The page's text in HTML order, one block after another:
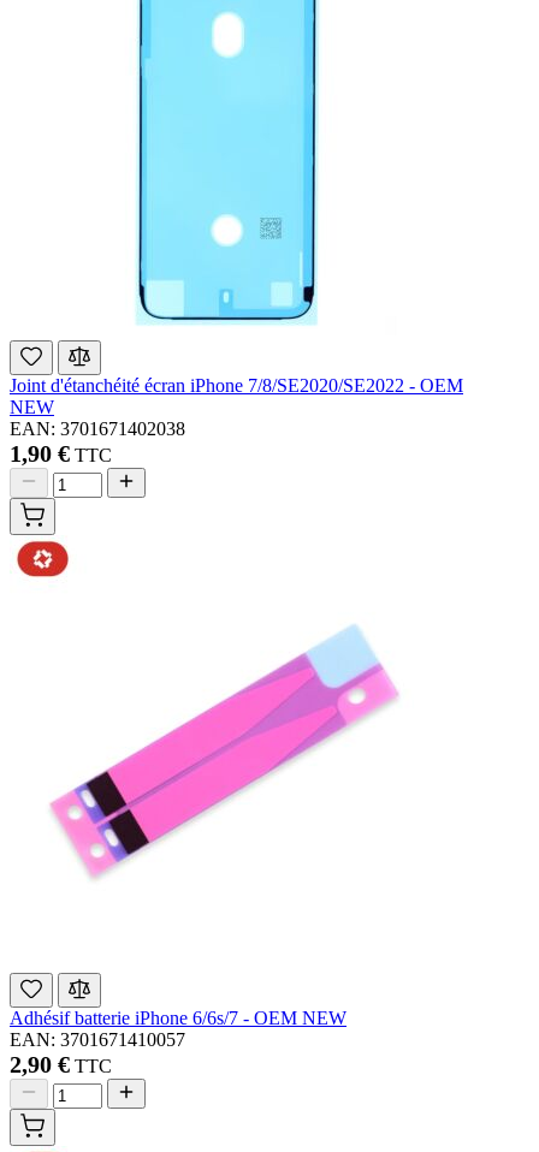
Joint d'étanchéité écran iPhone 7/8/SE2020/SE2022 - OEM
NEW
EAN: 3701671402038
1,90 € TTC
Adhésif batterie iPhone 6/6s/7 - OEM NEW
EAN: 3701671410057
2,90 € TTC